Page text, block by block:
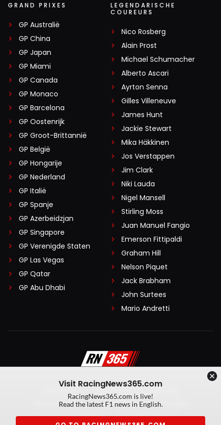
GRAND PRIXES
GP Australië
GP China
GP Japan
GP Miami
GP Canada
GP Monaco
GP Barcelona
GP Oostenrijk
GP Groot-Brittannië
GP België
GP Hongarije
GP Nederland
GP Italië
GP Spanje
GP Azerbeidzjan
GP Singapore
GP Verenigde Staten
GP Las Vegas
GP Qatar
GP Abu Dhabi
LEGENDARISCHE
COUREURS
Nico Rosberg
Alain Prost
Michael Schumacher
Alberto Ascari
Ayrton Senna
Gilles Villeneuve
James Hunt
Jackie Stewart
Mika Häkkinen
Jos Verstappen
Jim Clark
Niki Lauda
Nigel Mansell
Stirling Moss
Juan Manuel Fangio
Emerson Fittipaldi
Graham Hill
Nelson Piquet
Jack Brabham
John Surtees
Mario Andretti
Algemene voorwaarden
Privacy Policy
Created by On Your Marks
Privacy manager
Kansspeluitingen
Visit RacingNews365.com
RacingNews365.com is live!
Read the latest F1 news in English.